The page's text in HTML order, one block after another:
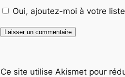
Oui, ajoutez-moi à votre
Ce site utilise Akismet pour